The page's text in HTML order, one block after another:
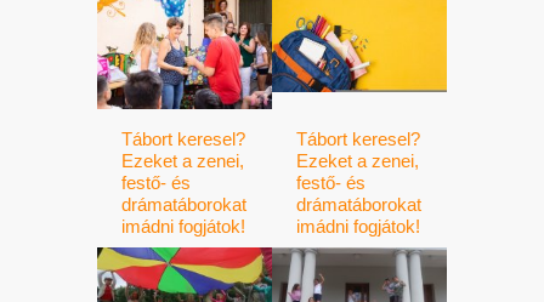
Tábort keresel?
Ezeket a zenei,
festő- és
drámatáborokat
imádni fogjátok!
Tábort keresel?
Ezeket a zenei,
festő- és
drámatáborokat
imádni fogjátok!